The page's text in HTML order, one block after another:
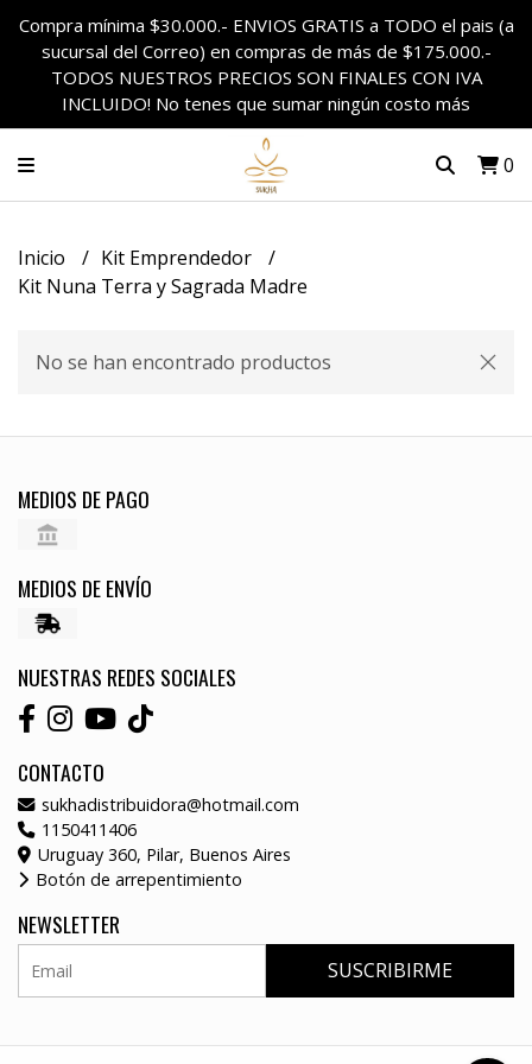
Compra mínima $30.000.- ENVIOS GRATIS a TODO el pais (a
sucursal del Correo) en compras de más de $175.000.-
TODOS NUESTROS PRECIOS SON FINALES CON IVA
INCLUIDO! No tenes que sumar ningún costo más
0
Inicio
Kit Emprendedor
Kit Nuna Terra y Sagrada Madre
No se han encontrado productos
MEDIOS DE PAGO
MEDIOS DE ENVÍO
NUESTRAS REDES SOCIALES
CONTACTO
sukhadistribuidora@hotmail.com
1150411406
Uruguay 360, Pilar, Buenos Aires
Botón de arrepentimiento
NEWSLETTER
SUSCRIBIRME